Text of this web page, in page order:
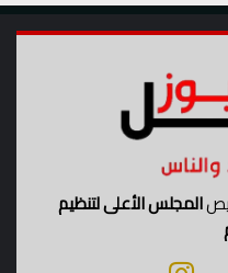
المجلس الأعلى لتنظيم